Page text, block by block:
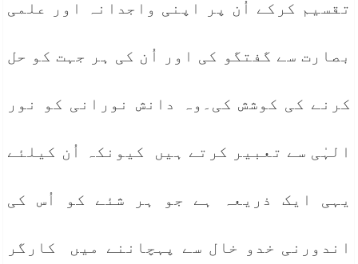
تقسیم کرکے اُن پر اپنی واجدانہ اور علمی
بصارت سے گفتگو کی اور اُن کی ہر جہت کو حل
کرنے کی کوشش کی۔وہ دانش نورانی کو نور
الہٰی سے تعبیر کرتے ہیں کیونکہ اُن کیلئے
یہی ایک ذریعہ ہے جو ہر شئے کو اُس کی
اندورنی خدو خال سے پہچاننے میں کارگر